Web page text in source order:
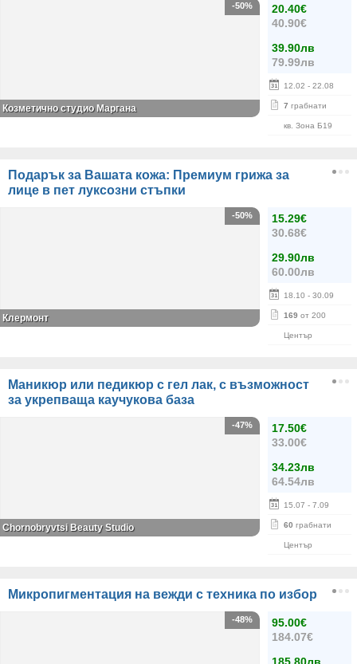
20.40€
40.90€
39.90лв
79.99лв
12.02 - 22.08
7 грабнати
кв. Зона Б19
-50%
Козметично студио Маргана
Подарък за Вашата кожа: Премиум грижа за
лице в пет луксозни стъпки
15.29€
30.68€
29.90лв
60.00лв
18.10 - 30.09
169 от 200
Център
-50%
Клермонт
Маникюр или педикюр с гел лак, с възможност
за укрепваща каучукова база
17.50€
33.00€
34.23лв
64.54лв
15.07 - 7.09
60 грабнати
Център
-47%
Chornobryvtsi Beauty Studio
Микропигментация на вежди с техника по избор
95.00€
184.07€
-48%